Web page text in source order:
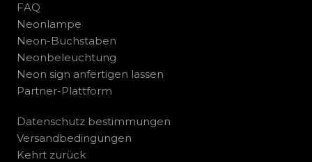
FAQ
Neonlampe
Neon-Buchstaben
Neonbeleuchtung
Neon sign anfertigen lassen
Partner-Plattform
Datenschutz bestimmungen
Versandbedingungen
Kehrt zurück